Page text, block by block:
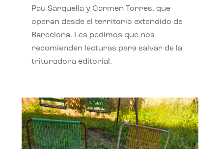
Pau Sarquella y Carmen Torres, que
operan desde el territorio extendido de
Barcelona. Les pedimos que nos
recomienden lecturas para salvar de la
trituradora editorial.